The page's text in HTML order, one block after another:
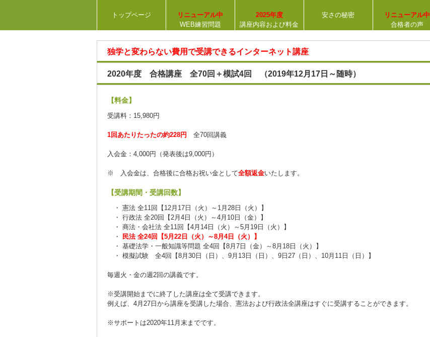
トップページ
リニューアル中
WEB練習問題
2025年度
講座内容および料金
安さの秘密
リニューアル中
合格者の声
独学と変わらない費用で受講できるインターネット講座
2020年度 合格講座 全70回＋模試4回 （2019年12月17日～随時）
【料金】
受講料：15,980円
1回あたりたったの約228円 全70回講義
入会金：4,000円（発表後は9,000円）
※ 入会金は、合格後に合格お祝い金として全額返金いたします。
【受講期間・受講回数】
・ 憲法 全11回【12月17日（火）～1月28日（火）】
・ 行政法 全20回【2月4日（火）～4月10日（金）】
・ 商法・会社法 全11回【4月14日（火）～5月19日（火）】
・
民法 全24回【5月22日（火）～8月4日（火）】
・ 基礎法学・一般知識等問題 全4回【8月7日（金）～8月18日（火）】
・ 模擬試験 全4回【8月30日（日）、9月13日（日）、9日27（日）、10月11日（日）】
毎週火・金の週2回の講義です。
※受講開始までに終了した講座は全て受講できます。
例えば、4月27日から講座を受講した場合、憲法および行政法全講座はすぐに受講することができます。
※サポートは2020年11月末までです。